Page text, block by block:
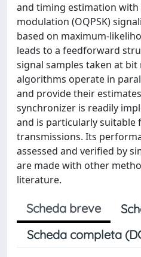
and timing estimation
modulation (OQPSK)
based on maximum-
leads to a feedforward
signal samples taken at
algorithms operate in
and provide their
synchronizer is readily
and is particularly suitable
transmissions. Its
assessed and verified by
are made with other
literature.
Scheda breve
Scheda completa